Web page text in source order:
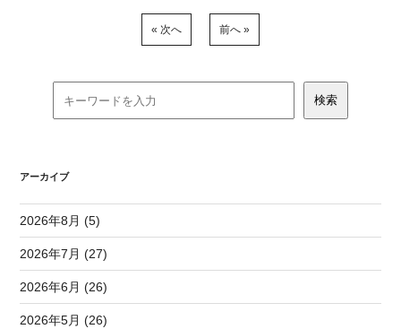
« 次へ 前へ »
アーカイブ
2026年8月 (5)
2026年7月 (27)
2026年6月 (26)
2026年5月 (26)